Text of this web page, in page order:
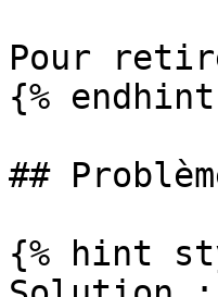
Pour
{%
##
{% hint